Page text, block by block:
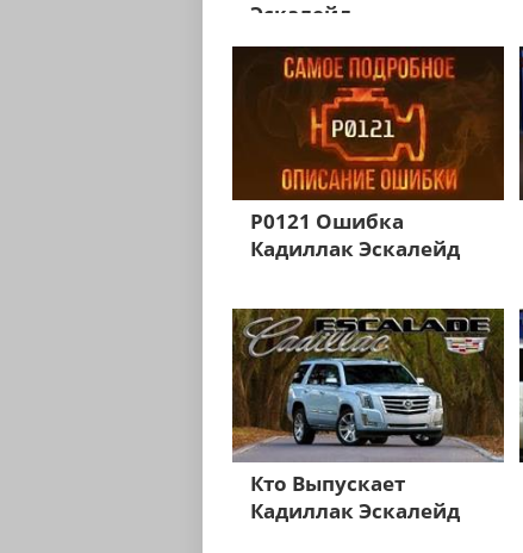
Эскалейд
P0121 Ошибка
Кадиллак Эскалейд
Кто Выпускает
Кадиллак Эскалейд